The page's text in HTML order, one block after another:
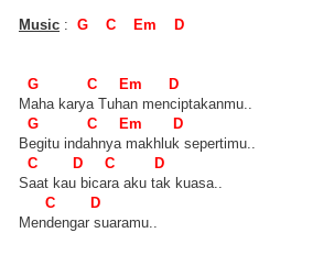
Music : G C Em D
G C Em D
Maha karya Tuhan menciptakanmu..
G C Em D
Begitu indahnya makhluk sepertimu..
C D C D
Saat kau bicara aku tak kuasa..
C D
Mendengar suaramu..